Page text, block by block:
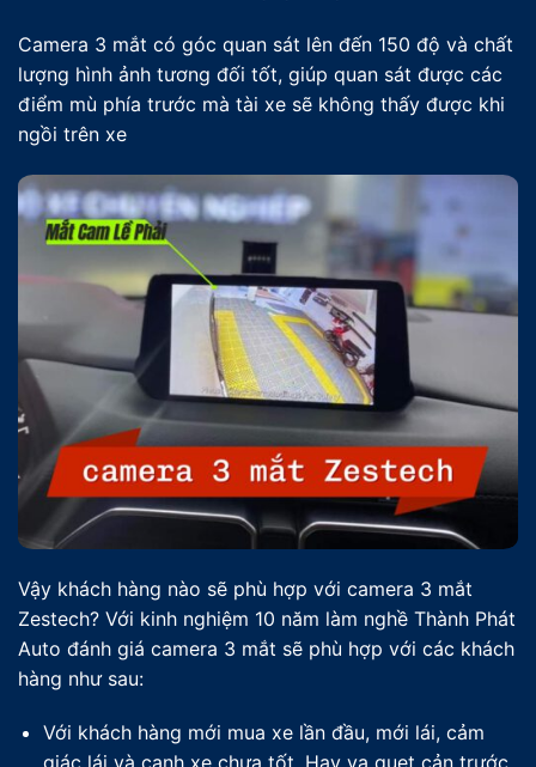
Camera 3 mắt có góc quan sát lên đến 150 độ và chất
lượng hình ảnh tương đối tốt, giúp quan sát được các
điểm mù phía trước mà tài xe sẽ không thấy được khi
ngồi trên xe
Vậy khách hàng nào sẽ phù hợp với camera 3 mắt
Zestech? Với kinh nghiệm 10 năm làm nghề Thành Phát
Auto đánh giá camera 3 mắt sẽ phù hợp với các khách
hàng như sau:
Với khách hàng mới mua xe lần đầu, mới lái, cảm